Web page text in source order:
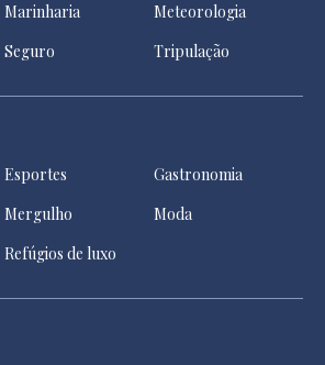
Marinharia
Meteorologia
Seguro Tripulação
Esportes
Gastronomia
Mergulho
Moda
Refúgios de luxo